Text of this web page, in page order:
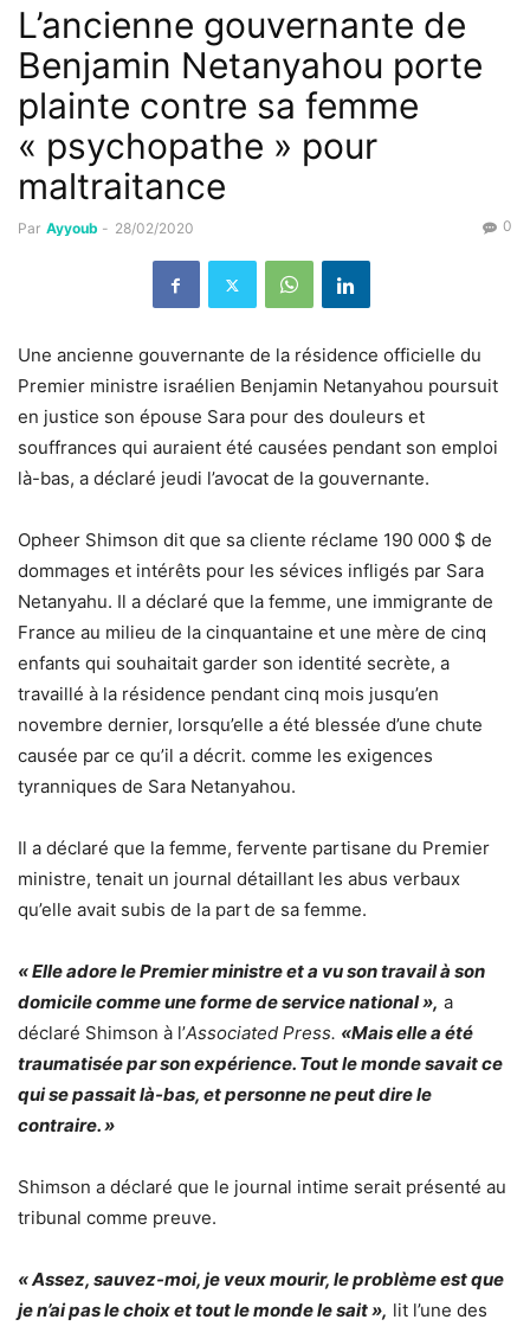
L’ancienne gouvernante de
Benjamin Netanyahou porte
plainte contre sa femme
« psychopathe » pour
maltraitance
Par Ayyoub - 28/02/2020 0
Une ancienne gouvernante de la résidence officielle du
Premier ministre israélien Benjamin Netanyahou poursuit
en justice son épouse Sara pour des douleurs et
souffrances qui auraient été causées pendant son emploi
là-bas, a déclaré jeudi l’avocat de la gouvernante.
Opheer Shimson dit que sa cliente réclame 190 000 $ de
dommages et intérêts pour les sévices infligés par Sara
Netanyahu. Il a déclaré que la femme, une immigrante de
France au milieu de la cinquantaine et une mère de cinq
enfants qui souhaitait garder son identité secrète, a
travaillé à la résidence pendant cinq mois jusqu’en
novembre dernier, lorsqu’elle a été blessée d’une chute
causée par ce qu’il a décrit. comme les exigences
tyranniques de Sara Netanyahou.
Il a déclaré que la femme, fervente partisane du Premier
ministre, tenait un journal détaillant les abus verbaux
qu’elle avait subis de la part de sa femme.
« Elle adore le Premier ministre et a vu son travail à son
domicile comme une forme de service national », a
déclaré Shimson à l’Associated Press. «Mais elle a été
traumatisée par son expérience. Tout le monde savait ce
qui se passait là-bas, et personne ne peut dire le
contraire. »
Shimson a déclaré que le journal intime serait présenté au
tribunal comme preuve.
« Assez, sauvez-moi, je veux mourir, le problème est que
je n’ai pas le choix et tout le monde le sait », lit l’une des